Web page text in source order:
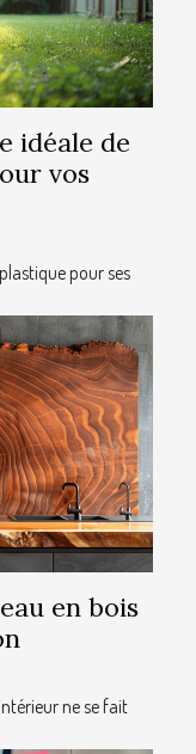
idéale de
vos
pour ses
en bois
ne se fait